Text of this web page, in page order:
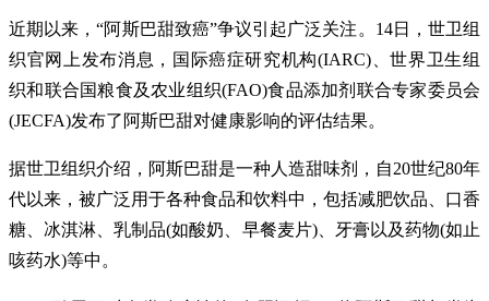
近期以来，“阿斯巴甜致癌”争议引起广泛关注。14日，世卫组
织官网上发布消息，国际癌症研究机构(IARC)、世界卫生组
织和联合国粮食及农业组织(FAO)食品添加剂联合专家委员会
(JECFA)发布了阿斯巴甜对健康影响的评估结果。
据世卫组织介绍，阿斯巴甜是一种人造甜味剂，自20世纪80年
代以来，被广泛用于各种食品和饮料中，包括减肥饮品、口香
糖、冰淇淋、乳制品(如酸奶、早餐麦片)、牙膏以及药物(如止
咳药水)等中。